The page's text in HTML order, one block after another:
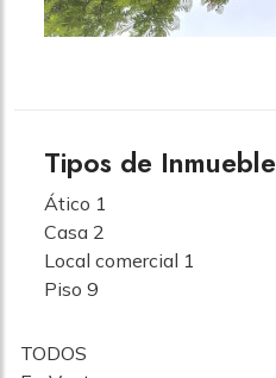
Tipos de Inmueble
Ático 1
Casa 2
Local comercial 1
Piso 9
TODOS